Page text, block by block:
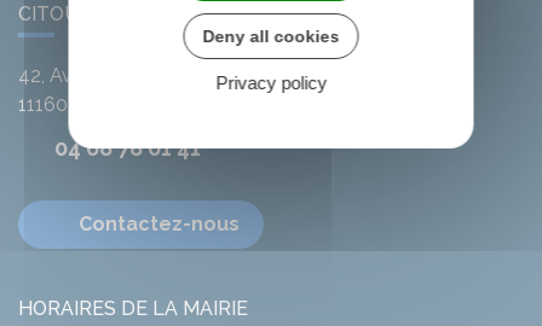
CITOU
42, Avenue de l'Argent-Double
11160
04 68 78 01 41
Contactez-nous
HORAIRES DE LA MAIRIE
Deny all cookies
Privacy policy